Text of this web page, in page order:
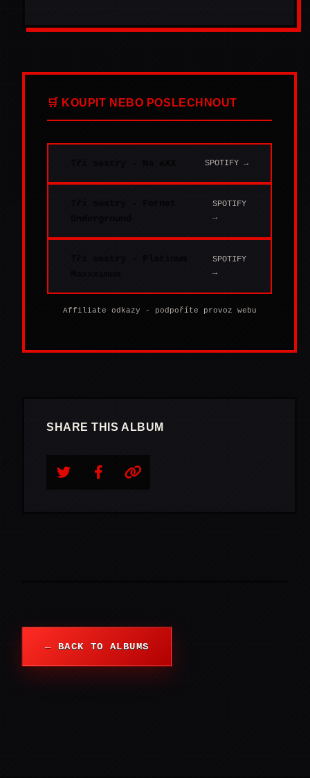
🛒 KOUPIT NEBO POSLECHNOUT
SPOTIFY →
SPOTIFY
→
SPOTIFY
→
Affiliate odkazy - podpoříte provoz webu
SHARE THIS ALBUM
← BACK TO ALBUMS